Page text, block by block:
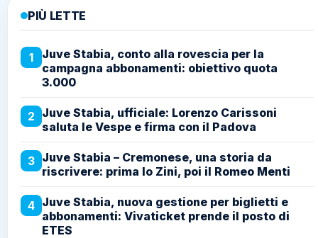
PIÙ LETTE
1
Juve Stabia, conto alla rovescia per la
campagna abbonamenti: obiettivo quota
3.000
2 Juve Stabia, ufficiale: Lorenzo Carissoni
saluta le Vespe e firma con il Padova
3 Juve Stabia – Cremonese, una storia da
riscrivere: prima lo Zini, poi il Romeo Menti
4 Juve Stabia, nuova gestione per biglietti e
abbonamenti: Vivaticket prende il posto di
ETES